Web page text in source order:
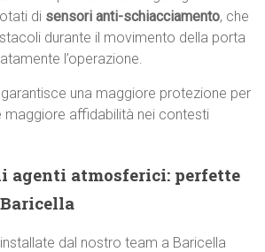
di sensori anti-schiacciamento, che
durante il movimento della porta
l’operazione.
una maggiore protezione per
maggiore affidabilità nei contesti
agenti atmosferici: perfette
dal nostro team a Baricella